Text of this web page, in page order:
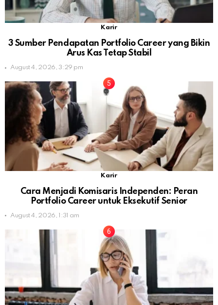
Karir
3 Sumber Pendapatan Portfolio Career yang Bikin
Arus Kas Tetap Stabil
August 4, 2026, 3:29 pm
Karir
Cara Menjadi Komisaris Independen: Peran
Portfolio Career untuk Eksekutif Senior
August 4, 2026, 1:31 am